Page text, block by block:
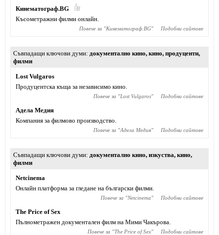
Кинематограф.BG
Късометражни филми онлайн.
Повече за "Кинематограф.BG" Подобни сайтове
Съвпадащи ключови думи документално кино, кино, продуценти,
филми
Lost Vulgaros
Продуцентска къща за независимо кино.
Повече за "Lost Vulgaros" Подобни сайтове
Адела Медия
Компания за филмово производство.
Повече за "Адела Медия" Подобни сайтове
Съвпадащи ключови думи документално кино, изкуства, кино,
филми
Netcinema
Онлайн платформа за гледане на български филми.
Повече за "Netcinema" Подобни сайтове
The Price of Sex
Пълнометражен документален филм на Мими Чакърова.
Повече за "The Price of Sex" Подобни сайтове